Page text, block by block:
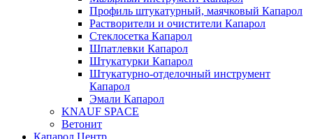
Профиль штукатурный, маячковый Капарол
Растворители и очистители Капарол
Cтеклосетка Капарол
Шпатлевки Капарол
Штукатурки Капарол
Штукатурно-отделочный инструмент
Капарол
Эмали Капарол
KNAUF SPACE
Ветонит
Капарол Центр